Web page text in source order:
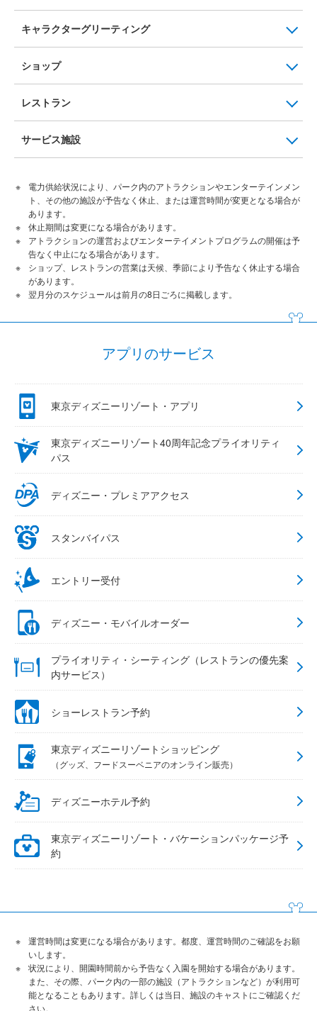
キャラクターグリーティング
ショップ
レストラン
サービス施設
電力供給状況により、パーク内のアトラクションやエンターテインメン
ト、その他の施設が予告なく休止、または運営時間が変更となる場合が
あります。
休止期間は変更になる場合があります。
アトラクションの運営およびエンターテイメントプログラムの開催は予
告なく中止になる場合があります。
ショップ、レストランの営業は天候、季節により予告なく休止する場合
があります。
翌月分のスケジュールは前月の8日ごろに掲載します。
アプリのサービス
東京ディズニーリゾート・アプリ
東京ディズニーリゾート40周年記念プライオリティ
パス
ディズニー・プレミアアクセス
スタンバイパス
エントリー受付
ディズニー・モバイルオーダー
プライオリティ・シーティング（レストランの優先案
内サービス）
ショーレストラン予約
東京ディズニーリゾートショッピング
（グッズ、フードスーベニアのオンライン販売）
ディズニーホテル予約
東京ディズニーリゾート・バケーションパッケージ予
約
運営時間は変更になる場合があります。都度、運営時間のご確認をお願
いします。
状況により、開園時間前から予告なく入園を開始する場合があります。
また、その際、パーク内の一部の施設（アトラクションなど）が利用可
能となることもあります。詳しくは当日、施設のキャストにご確認くだ
さい。